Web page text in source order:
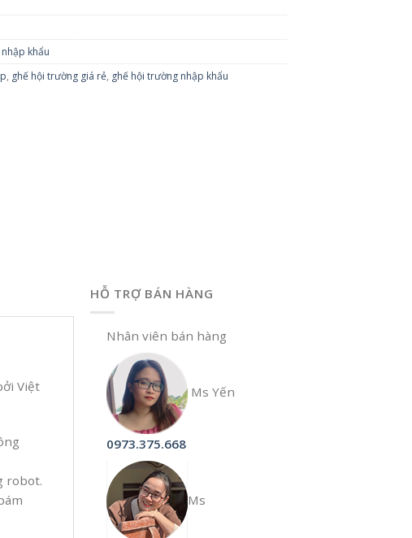
nhập khẩu
, ghế hội trường giá rẻ, ghế hội trường nhập khẩu
Việt
robot.
HỖ TRỢ BÁN HÀNG
Nhân viên bán hàng
Ms Yến
0973.375.668
Ms